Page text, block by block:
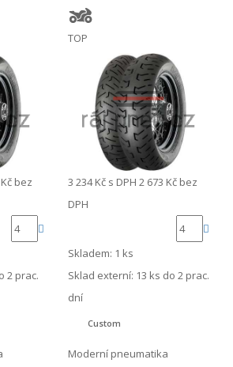
bez
2 prac.
TOP
3 234 Kč s DPH 2 673 Kč bez
DPH
Skladem: 1 ks
Sklad externí: 13 ks do 2 prac.
dní
Custom
Moderní pneumatika